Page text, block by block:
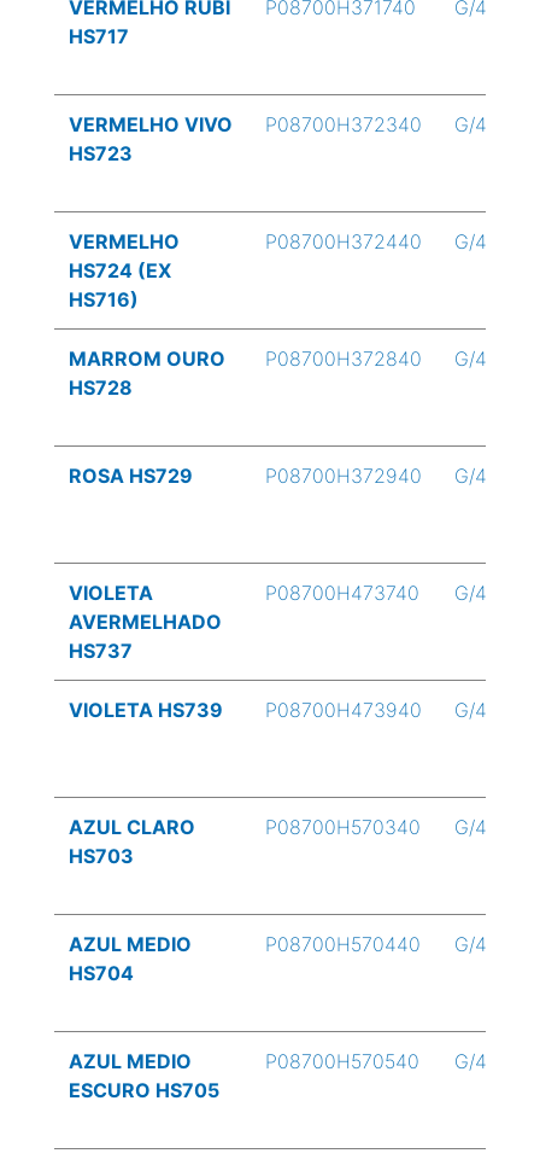
VERMELHO RUBI
HS717
P08700H371740 G/4
VERMELHO VIVO
HS723
P08700H372340 G/4
VERMELHO
HS724 (EX
HS716)
P08700H372440 G/4
MARROM OURO
HS728
P08700H372840 G/4
ROSA HS729 P08700H372940 G/4
VIOLETA
AVERMELHADO
HS737
P08700H473740 G/4
VIOLETA HS739 P08700H473940 G/4
AZUL CLARO
HS703
P08700H570340 G/4
AZUL MEDIO
HS704
P08700H570440 G/4
AZUL MEDIO
ESCURO HS705
P08700H570540 G/4